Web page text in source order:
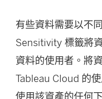
有些資料需要以不
Sensitivity 標籤將
資料的使用者。將
Tableau Cloud 的
使用該資產的任何